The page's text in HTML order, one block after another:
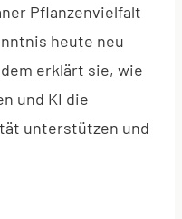
Pflanzenvielfalt
heute neu
erklärt sie, wie
und KI die
unterstützen und